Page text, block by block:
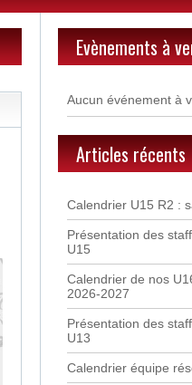
Evènements à
Aucun événement à
Articles récents
Calendrier U15 R2 :
Présentation des
U15
Calendrier de nos
2026-2027
Présentation des
U13
Calendrier équipe